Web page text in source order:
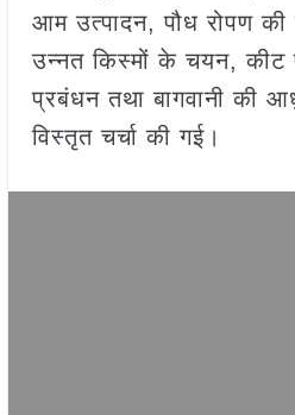
आम उत्पादन, पौध रोपण की
उन्नत किस्मों के चयन, कीट
प्रबंधन तथा बागवानी की
विस्तृत चर्चा की गई।